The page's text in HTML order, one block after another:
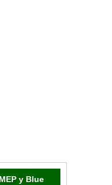
y Blue